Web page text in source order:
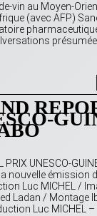
vin au Moyen-
(avec AFP)
PRIX UNESCO-
la nouvelle émission
Luc MICHEL /
Ladan / Montage
Luc MICHEL –